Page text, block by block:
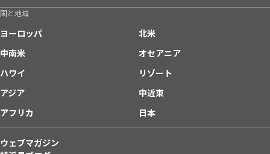
国と地域
ヨーロッパ
北米
中南米
オセアニア
ハワイ
リゾート
アジア
中近東
アフリカ
日本
ウェブマガジン